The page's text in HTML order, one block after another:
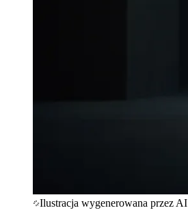
Ilustracja wygenerowana przez AI